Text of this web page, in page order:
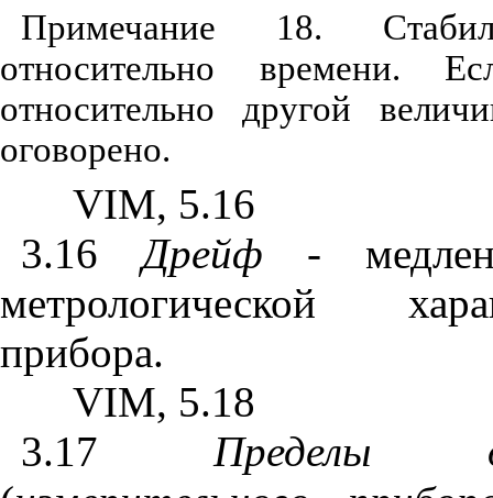
Примечание 18.
относительно времени.
относительно другой
оговорено.
VIM, 5.16
3.16Дрейф -
метрологической
прибора.
VIM, 5.18
3.17Пределы